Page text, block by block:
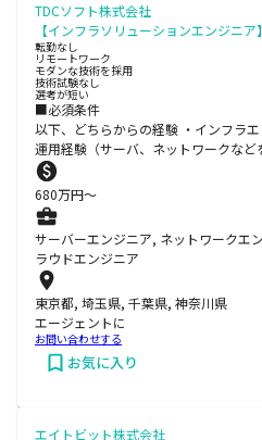
TDCソフト株式会社
【インフラソリューションエンジニア】
転勤なし
リモートワーク
モダンな技術を採用
技術試験なし
選考が短い
■必須条件
以下、どちらからの経験 ・インフラ
運用経験（サーバ、ネットワークなど
680万円〜
サーバーエンジニア, ネットワークエ
ラウドエンジニア
東京都, 埼玉県, 千葉県, 神奈川県
エージェントに
お問い合わせする
お気に入り
エイトビット株式会社